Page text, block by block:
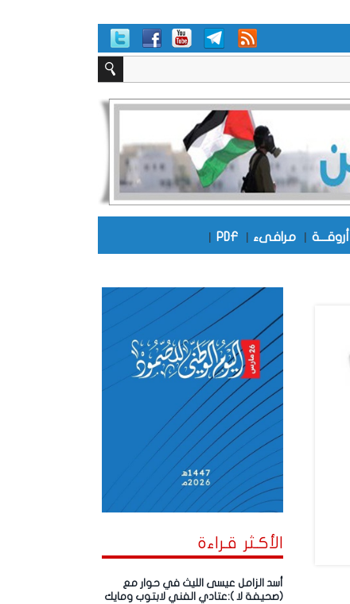
أروقـــة | مرافىء |
PDF
|
الأكـثر قـراءة
أسد الزامل عيسى الليث في حوار مع
(صحيفة لا ):عتادي الفني لابتوب ومايك